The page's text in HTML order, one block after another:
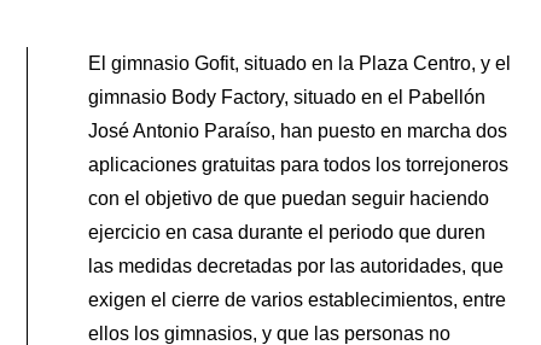
El gimnasio Gofit, situado en la Plaza Centro, y el
gimnasio Body Factory, situado en el Pabellón
José Antonio Paraíso, han puesto en marcha dos
aplicaciones gratuitas para todos los torrejoneros
con el objetivo de que puedan seguir haciendo
ejercicio en casa durante el periodo que duren
las medidas decretadas por las autoridades, que
exigen el cierre de varios establecimientos, entre
ellos los gimnasios, y que las personas no